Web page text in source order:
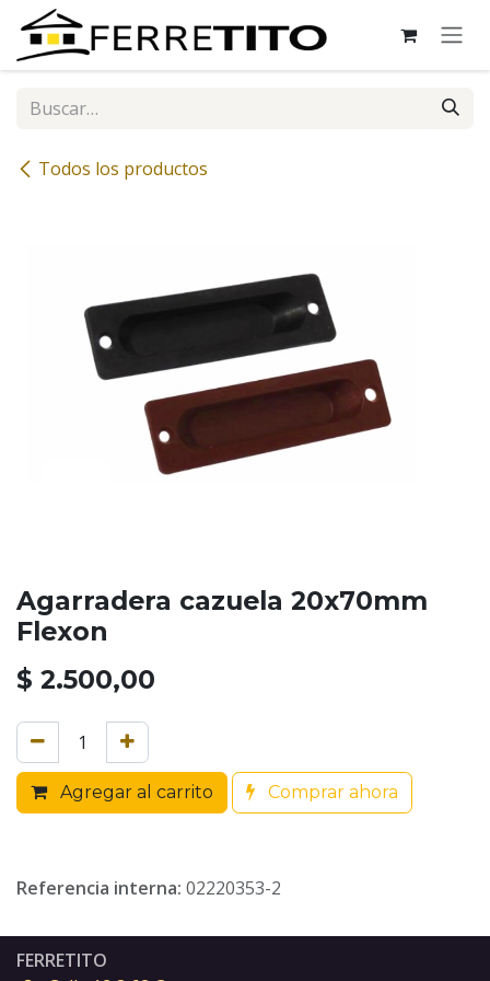
Ir al contenido
Todos los productos
Agarradera cazuela 20x70mm
Flexon
$ 2.500,00
Agregar al carrito Comprar ahora
Referencia interna: 02220353-2
FERRETITO